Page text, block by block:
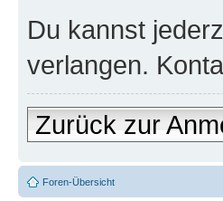
Du kannst
verlangen.
Zurück zur
Foren-Übersicht